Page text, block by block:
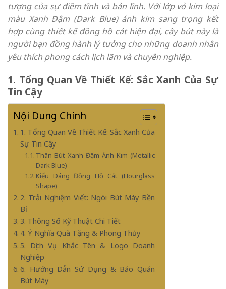
tượng của sự điềm tĩnh và bản lĩnh. Với lớp vỏ kim loại
màu Xanh Đậm (Dark Blue) ánh kim sang trọng kết
hợp cùng thiết kế đồng hồ cát hiện đại, cây bút này là
người bạn đồng hành lý tưởng cho những doanh nhân
yêu thích phong cách lịch lãm và chuyên nghiệp.
1. Tổng Quan Về Thiết Kế: Sắc Xanh Của Sự
Tin Cậy
Nội Dung Chính
1. Tổng Quan Về Thiết Kế: Sắc Xanh Của
Sự Tin Cậy
Thân Bút Xanh Đậm Ánh Kim (Metallic
Dark Blue)
Kiểu Dáng Đồng Hồ Cát (Hourglass
Shape)
2. Trải Nghiệm Viết: Ngòi Bút Máy Bền
Bỉ
3. Thông Số Kỹ Thuật Chi Tiết
4. Ý Nghĩa Quà Tặng & Phong Thủy
5. Dịch Vụ Khắc Tên & Logo Doanh
Nghiệp
6. Hướng Dẫn Sử Dụng & Bảo Quản
Bút Máy